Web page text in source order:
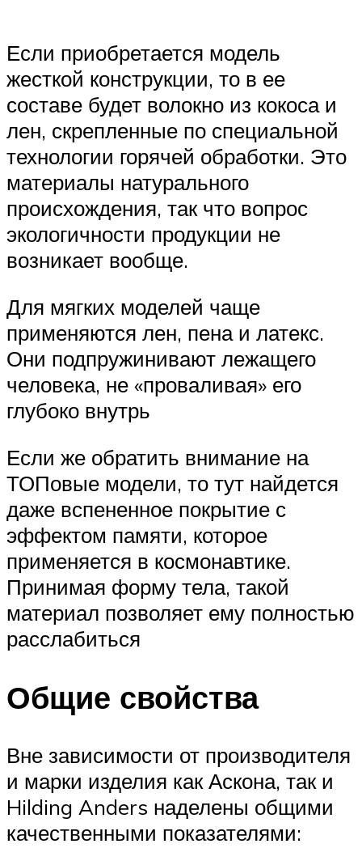
Если приобретается модель
жесткой конструкции, то в ее
составе будет волокно из кокоса и
лен, скрепленные по специальной
технологии горячей обработки. Это
материалы натурального
происхождения, так что вопрос
экологичности продукции не
возникает вообще.
Для мягких моделей чаще
применяются лен, пена и латекс.
Они подпружинивают лежащего
человека, не «проваливая» его
глубоко внутрь
Если же обратить внимание на
ТОПовые модели, то тут найдется
даже вспененное покрытие с
эффектом памяти, которое
применяется в космонавтике.
Принимая форму тела, такой
материал позволяет ему полностью
расслабиться
Общие свойства
Вне зависимости от производителя
и марки изделия как Аскона, так и
Hilding Anders наделены общими
качественными показателями: